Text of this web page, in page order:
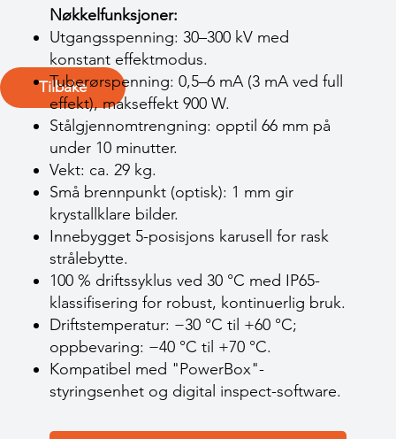
Tilbake
Nøkkelfunksjoner:
Utgangsspenning: 30–300 kV med
konstant effektmodus.
Tuberørspenning: 0,5–6 mA (3 mA ved full
effekt), makseffekt 900 W.
Stålgjennomtrengning: opptil 66 mm på
under 10 minutter.
Vekt: ca. 29 kg.
Små brennpunkt (optisk): 1 mm gir
krystallklare bilder.
Innebygget 5-posisjons karusell for rask
strålebytte.
100 % driftssyklus ved 30 °C med IP65-
klassifisering for robust, kontinuerlig bruk.
Driftstemperatur: −30 °C til +60 °C;
oppbevaring: −40 °C til +70 °C.
Kompatibel med "PowerBox"-
styringsenhet og digital inspect-software.